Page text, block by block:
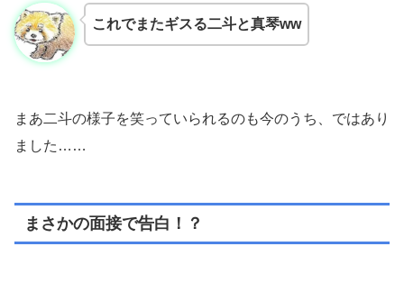
これでまたギスる二斗と真琴ww
まあ二斗の様子を笑っていられるのも今のうち、ではあり
ました……
まさかの面接で告白！？